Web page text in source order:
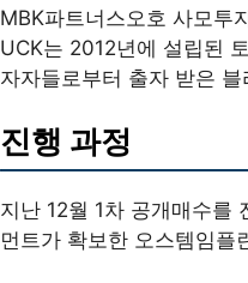
MBK파트너스오호 사모투
UCK는 2012년에 설립된
자자들로부터 출자 받은
진행 과정
지난 12월 1차 공개매수를
먼트가 확보한 오스템임